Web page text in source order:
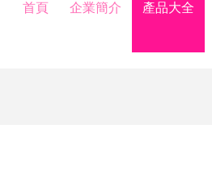
首頁 企業簡介 產品大全